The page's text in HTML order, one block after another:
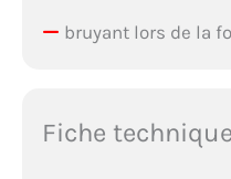
bruyant lors de la
Fiche technique